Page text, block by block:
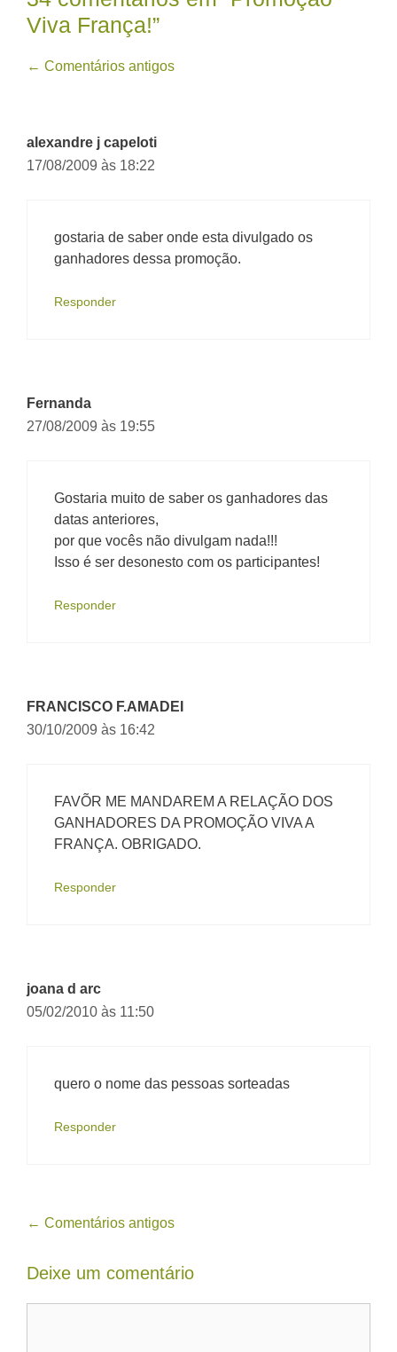
Viva França!”
Navegação
← Comentários antigos
alexandre j capeloti
17/08/2009 às 18:22
gostaria de saber onde esta divulgado os
ganhadores dessa promoção.
Responder
Fernanda
27/08/2009 às 19:55
Gostaria muito de saber os ganhadores das
datas anteriores,
por que vocês não divulgam nada!!!
Isso é ser desonesto com os participantes!
Responder
FRANCISCO F.AMADEI
30/10/2009 às 16:42
FAVÕR ME MANDAREM A RELAÇÃO DOS
GANHADORES DA PROMOÇÃO VIVA A
FRANÇA. OBRIGADO.
Responder
joana d arc
05/02/2010 às 11:50
quero o nome das pessoas sorteadas
Responder
Navegação
comentário
← Comentários antigos
Deixe um comentário